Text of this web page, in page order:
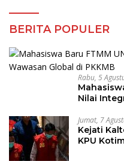
BERITA POPULER
Rabu, 5
Nilai
Jumat, 7
Kejati
KPU